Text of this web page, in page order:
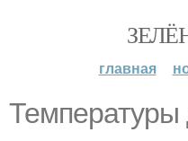
главная
Температуры